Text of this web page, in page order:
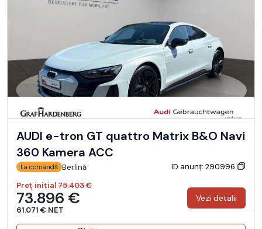
AUDI e-tron GT quattro Matrix B&O Navi
360 Kamera ACC
La comandă Berlină
ID anunț: 290996
Preț inițial75.403 €
73.896 €
61.071 € NET
Vezi detalii